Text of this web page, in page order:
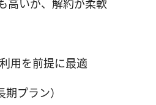
高いが、解約が柔軟
用を前提に最適
プラン）